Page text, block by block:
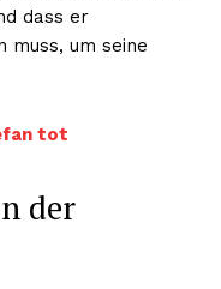
dass er
muss, um seine
tot
der